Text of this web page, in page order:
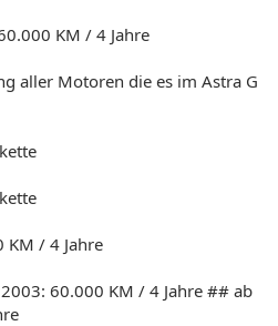
KM / 4 Jahre
aller Motoren die es im Astra G
KM / 4 Jahre
60.000 KM / 4 Jahre ## ab